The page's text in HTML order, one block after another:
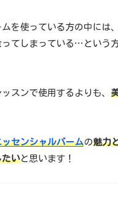
を使っている方の中には
ってしまっている…という
スンで使用するよりも、
ッセンシャルバームの魅力
たいと思います！